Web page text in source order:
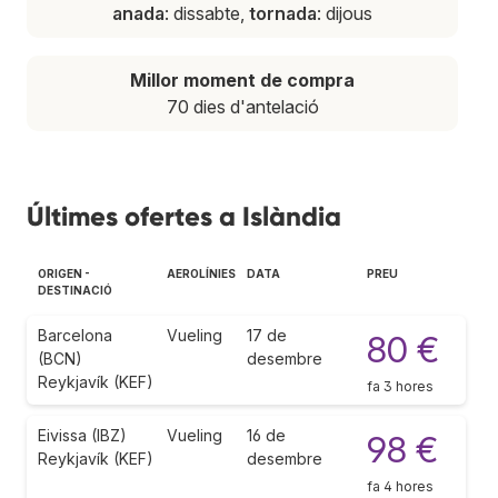
anada: dissabte, tornada: dijous
Millor moment de compra
70 dies d'antelació
Últimes ofertes a Islàndia
ORIGEN -
DESTINACIÓ
AEROLÍNIES DATA PREU
Barcelona
(BCN)
Reykjavík (KEF)
Vueling
17 de
desembre
80 €
fa 3 hores
Eivissa (IBZ)
Reykjavík (KEF)
Vueling
16 de
desembre
98 €
fa 4 hores